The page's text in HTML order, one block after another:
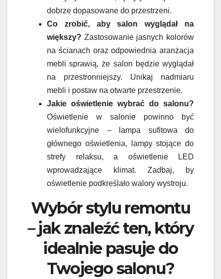
dobrze dopasowane do przestrzeni.
Co zrobić, aby salon wyglądał na
większy? Zastosowanie jasnych kolorów
na ścianach oraz odpowiednia aranżacja
mebli sprawią, że salon będzie wyglądał
na przestronniejszy. Unikaj nadmiaru
mebli i postaw na otwarte przestrzenie.
Jakie oświetlenie wybrać do salonu?
Oświetlenie w salonie powinno być
wielofunkcyjne – lampa sufitowa do
głównego oświetlenia, lampy stojące do
strefy relaksu, a oświetlenie LED
wprowadzające klimat. Zadbaj, by
oświetlenie podkreślało walory wystroju.
Wybór stylu remontu
– jak znaleźć ten, który
idealnie pasuje do
Twojego salonu?